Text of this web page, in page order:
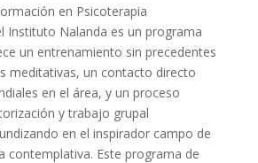
en Psicoterapia
Instituto Nalanda es un programa
un entrenamiento sin precedentes
meditativas, un contacto directo
en el área, y un proceso
y trabajo grupal
en el inspirador campo de
contemplativa. Este programa de